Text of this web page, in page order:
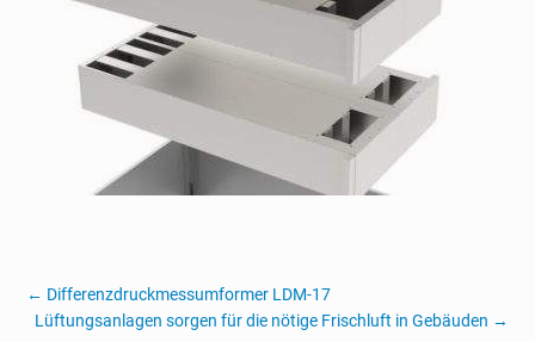
← Differenzdruckmessumformer LDM-17
Lüftungsanlagen sorgen für die nötige Frischluft in Gebäuden →